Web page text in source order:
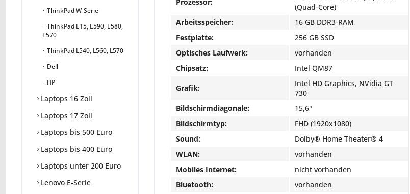
ThinkPad W-Serie
ThinkPad E15, E590, E580,
E570
ThinkPad L540, L560, L570
Dell
HP
Laptops 16 Zoll
Laptops 17 Zoll
Laptops bis 500 Euro
Laptops bis 400 Euro
Laptops unter 200 Euro
Lenovo E-Serie
(Quad-Core)
Arbeitsspeicher:
16 GB DDR3-RAM
Festplatte:
256 GB SSD
Optisches Laufwerk:
vorhanden
Chipsatz:
Intel QM87
Grafik:
Intel HD Graphics, NVidia GT
730
Bildschirmdiagonale:
15,6"
Bildschirmtyp:
FHD (1920x1080)
Sound:
Dolby® Home Theater® 4
WLAN:
vorhanden
Mobiles Internet:
nicht vorhanden
Bluetooth:
vorhanden